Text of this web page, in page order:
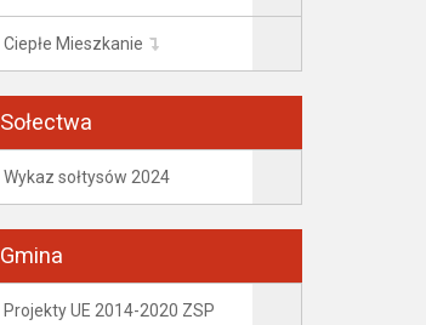
Ciepłe Mieszkanie
Sołectwa
Wykaz sołtysów 2024
Gmina
Projekty UE 2014-2020 ZSP